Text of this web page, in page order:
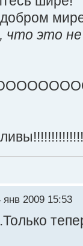
добром
что это
янв 2009 15:53